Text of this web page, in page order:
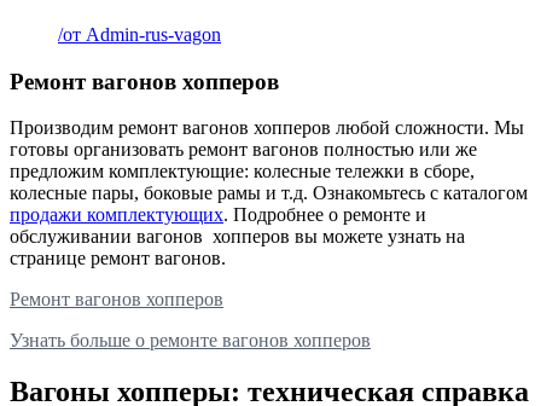
/от Admin-rus-vagon
Ремонт вагонов хопперов
Производим ремонт вагонов хопперов любой сложности. Мы
готовы организовать ремонт вагонов полностью или же
предложим комплектующие: колесные тележки в сборе,
колесные пары, боковые рамы и т.д. Ознакомьтесь с каталогом
продажи комплектующих. Подробнее о ремонте и
обслуживании вагонов хопперов вы можете узнать на
странице ремонт вагонов.
Ремонт вагонов хопперов
Узнать больше о ремонте вагонов хопперов
Вагоны хопперы: техническая справка